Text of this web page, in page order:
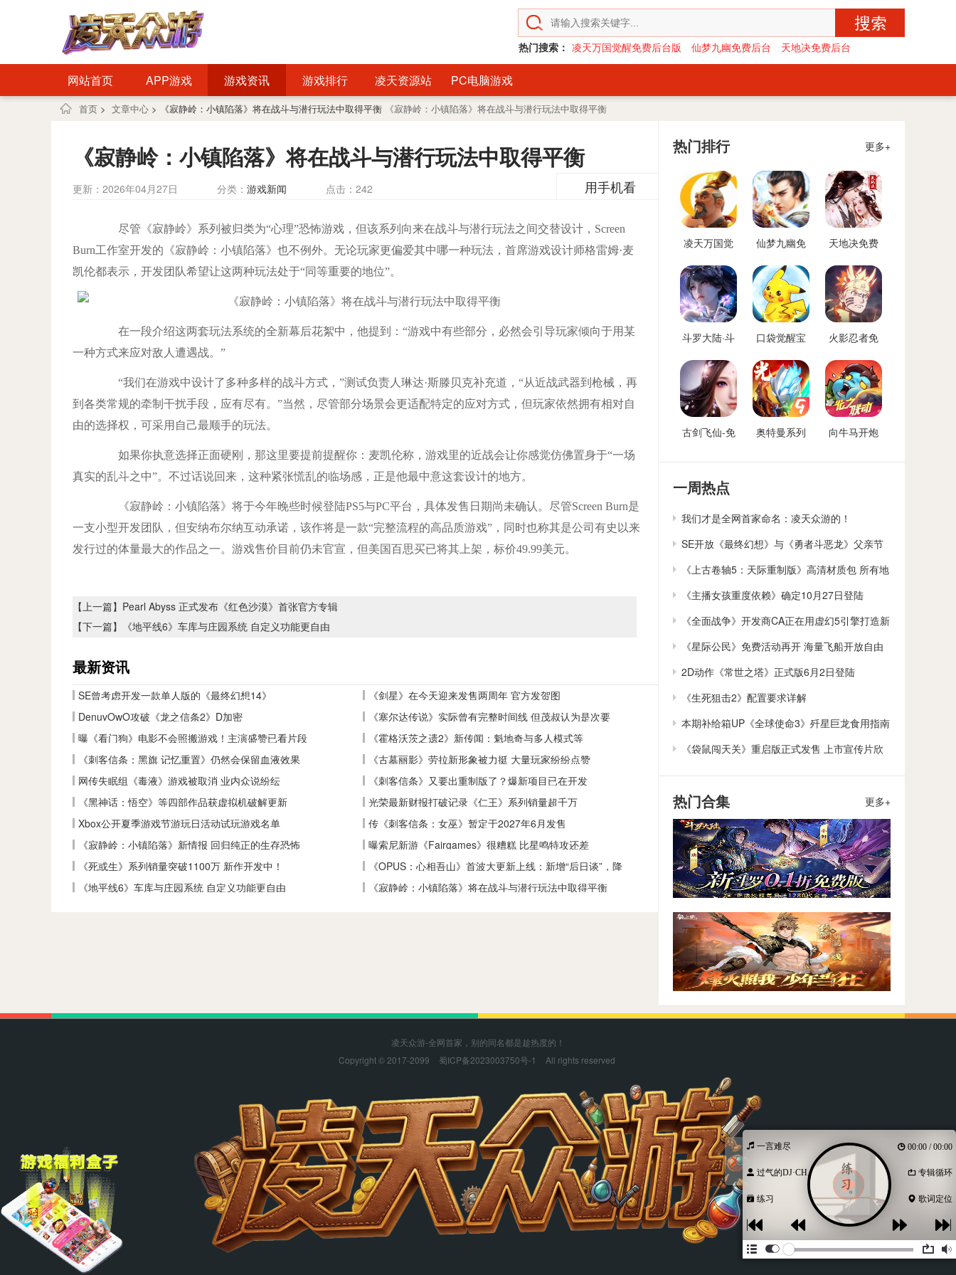
热门搜索： 凌天万国觉醒免费后台版 仙梦九幽免费后台 天地决免费后台
网站首页 APP游戏 游戏资讯 游戏排行 凌天资源站 PC电脑游戏
首页 > 文章中心 > 《寂静岭：小镇陷落》将在战斗与潜行玩法中取得平衡 《寂静岭：小镇陷落》将在战斗与潜行玩法中取得平衡
《寂静岭：小镇陷落》将在战斗与潜行玩法中取得平衡
更新：2026年04月27日 分类： 游戏新闻 点击： 242 用手机看
尽管《寂静岭》系列被归类为“心理”恐怖游戏，但该系列向来在战斗与潜行玩法之间交替设计，Screen
Burn工作室开发的《寂静岭：小镇陷落》也不例外。无论玩家更偏爱其中哪一种玩法，首席游戏设计师格雷姆·麦
凯伦都表示，开发团队希望让这两种玩法处于“同等重要的地位”。
在一段介绍这两套玩法系统的全新幕后花絮中，他提到：“游戏中有些部分，必然会引导玩家倾向于用某
一种方式来应对敌人遭遇战。”
“我们在游戏中设计了多种多样的战斗方式，”测试负责人琳达·斯滕贝克补充道，“从近战武器到枪械，再
到各类常规的牵制干扰手段，应有尽有。”当然，尽管部分场景会更适配特定的应对方式，但玩家依然拥有相对自
由的选择权，可采用自己最顺手的玩法。
如果你执意选择正面硬刚，那这里要提前提醒你：麦凯伦称，游戏里的近战会让你感觉仿佛置身于“一场
真实的乱斗之中”。不过话说回来，这种紧张慌乱的临场感，正是他最中意这套设计的地方。
《寂静岭：小镇陷落》将于今年晚些时候登陆PS5与PC平台，具体发售日期尚未确认。尽管Screen Burn是
一支小型开发团队，但安纳布尔纳互动承诺，该作将是一款“完整流程的高品质游戏”，同时也称其是公司有史以来
发行过的体量最大的作品之一。游戏售价目前仍未官宣，但美国百思买已将其上架，标价49.99美元。
【上一篇】 Pearl Abyss 正式发布《红色沙漠》首张官方专辑
【下一篇】
《地平线6》车库与庄园系统 自定义功能更自由
最新资讯
SE曾考虑开发一款单人版的《最终幻想14》
《剑星》在今天迎来发售两周年 官方发贺图
DenuvOwO攻破《龙之信条2》D加密
《塞尔达传说》实际曾有完整时间线 但茂叔认为是次要
曝《看门狗》电影不会照搬游戏！主演盛赞已看片段
《霍格沃茨之遗2》新传闻：魁地奇与多人模式等
《刺客信条：黑旗 记忆重置》仍然会保留血液效果
《古墓丽影》劳拉新形象被力挺 大量玩家纷纷点赞
网传失眠组《毒液》游戏被取消 业内众说纷纭
《刺客信条》又要出重制版了？爆新项目已在开发
《黑神话：悟空》等四部作品获虚拟机破解更新
光荣最新财报打破记录《仁王》系列销量超千万
Xbox公开夏季游戏节游玩日活动试玩游戏名单
传《刺客信条：女巫》暂定于2027年6月发售
《寂静岭：小镇陷落》新情报 回归纯正的生存恐怖
曝索尼新游《Fairgames》很糟糕 比星鸣特攻还差
《死或生》系列销量突破1100万 新作开发中！
《OPUS：心相吾山》首波大更新上线：新增“后日谈”，降
《地平线6》车库与庄园系统 自定义功能更自由
《寂静岭：小镇陷落》将在战斗与潜行玩法中取得平衡
热门排行 更多+
凌天万国觉
版
仙梦九幽免
天地决免费
斗罗大陆·斗
后台版
口袋觉醒宝
费后台
火影忍者免
古剑飞仙-免
奥特曼系列
后台
向牛马开炮
向僵尸开炮
一周热点
我们才是全网首家命名：凌天众游的！
SE开放《最终幻想》与《勇者斗恶龙》父亲节
贺卡下载
《上古卷轴5：天际重制版》高清材质包 所有地
貌大修
《主播女孩重度依赖》确定10月27日登陆
Switch
《全面战争》开发商CA正在用虚幻5引擎打造新
作
《星际公民》免费活动再开 海量飞船开放自由
体验
2D动作《常世之塔》正式版6月2日登陆
Steam/Switch
《生死狙击2》配置要求详解
本期补给箱UP《全球使命3》歼星巨龙食用指南
《袋鼠闯天关》重启版正式发售 上市宣传片欣
赏
热门合集 更多+
凌天众游-全网首家，别的同名都是趁热度的！
Copyright © 2017-2099
蜀ICP备2023003750号-1 All rights reserved
一言难尽 00:00 / 00:00
过气的DJ·CH... 专辑循环
练习 歌词定位